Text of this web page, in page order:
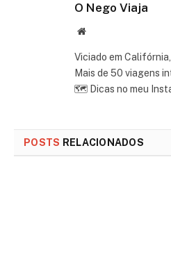
O Nego Viaja
Website
Viciado em
Mais de 50 viagens
🗺 Dicas no meu
POSTS RELACIONADOS